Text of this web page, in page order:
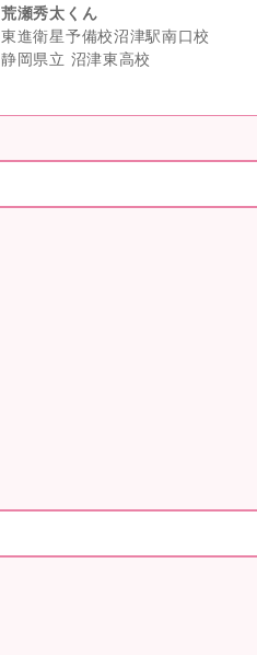
荒瀬秀太くん
東進衛星予備校沼津駅南口校
静岡県立 沼津東高校